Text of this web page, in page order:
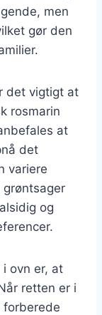
men
gør den
det vigtigt at
rosmarin
at
det
variere
og
ovn er, at
retten er i
forberede